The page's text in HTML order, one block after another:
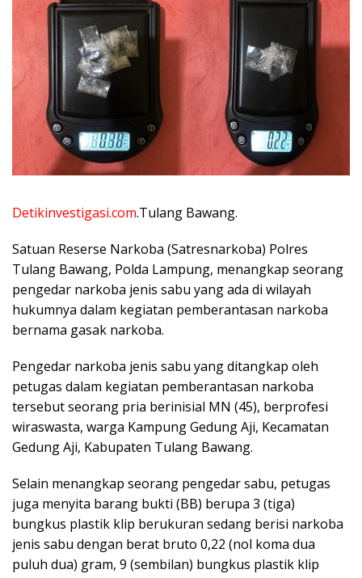
Detikinvestigasi.com.Tulang Bawang.
Satuan Reserse Narkoba (Satresnarkoba) Polres
Tulang Bawang, Polda Lampung, menangkap seorang
pengedar narkoba jenis sabu yang ada di wilayah
hukumnya dalam kegiatan pemberantasan narkoba
bernama gasak narkoba.
Pengedar narkoba jenis sabu yang ditangkap oleh
petugas dalam kegiatan pemberantasan narkoba
tersebut seorang pria berinisial MN (45), berprofesi
wiraswasta, warga Kampung Gedung Aji, Kecamatan
Gedung Aji, Kabupaten Tulang Bawang.
Selain menangkap seorang pengedar sabu, petugas
juga menyita barang bukti (BB) berupa 3 (tiga)
bungkus plastik klip berukuran sedang berisi narkoba
jenis sabu dengan berat bruto 0,22 (nol koma dua
puluh dua) gram, 9 (sembilan) bungkus plastik klip